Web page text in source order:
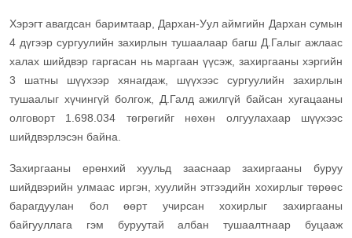
Хэрэгт авагдсан баримтаар, Дархан-Уул аймгийн Дархан сумын
4 дүгээр сургуулийн захирлын тушаалаар багш Д.Галыг ажлаас
халах шийдвэр гаргасан нь маргаан үүсэж, захиргааны хэргийн
3 шатны шүүхээр хянагдаж, шүүхээс сургуулийн захирлын
тушаалыг хүчингүй болгож, Д.Галд ажилгүй байсан хугацааны
олговорт 1.698.034 төгрөгийг нөхөн олгуулахаар шүүхээс
шийдвэрлэсэн байна.
Захиргааны ерөнхий хуульд зааснаар захиргааны буруу
шийдвэрийн улмаас иргэн, хуулийн этгээдийн хохирлыг төрөөс
барагдуулан бол өөрт учирсан хохирлыг захиргааны
байгууллага гэм буруутай албан тушаалтнаар буцааж